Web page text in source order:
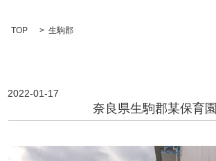
TOP 生駒郡
2022-01-17
奈良県生駒郡某保育園